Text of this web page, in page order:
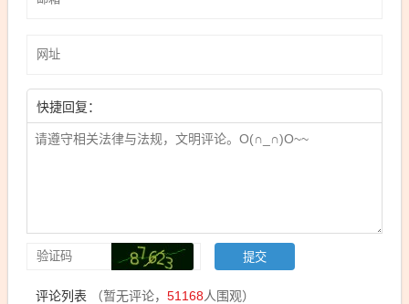
快捷回复：
评论列表 （暂无评论， 51168人围观）